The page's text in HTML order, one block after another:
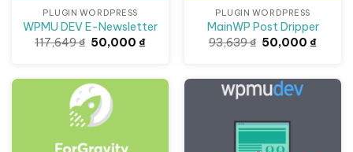
PLUGIN WORDPRESS
WPMU DEV E-Newsletter
117,649₫ Giá
gốc
50,000₫Giá
50,000 ₫.
PLUGIN WORDPRESS
MainWP Post Dripper
93,639₫ Giá
gốc
50,000₫Giá
Giảm giá!